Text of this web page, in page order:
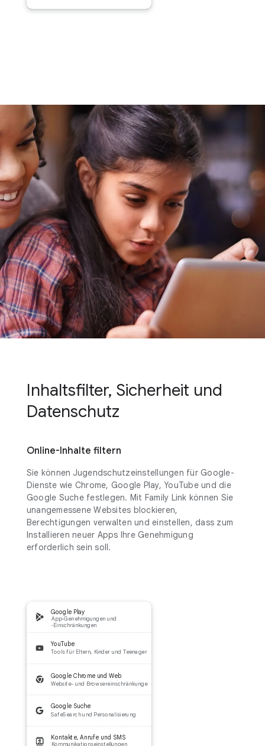
Inhaltsfilter, Sicherheit und
Datenschutz
Online-Inhalte filtern
Sie können Jugendschutzeinstellungen für Google-
Dienste wie Chrome, Google Play, YouTube und die
Google Suche festlegen. Mit Family Link können Sie
unangemessene Websites blockieren,
Berechtigungen verwalten und einstellen, dass zum
Installieren neuer Apps Ihre Genehmigung
erforderlich sein soll.
Google Play
App-Genehmigungen und
‑Einschränkungen
YouTube
Tools für Eltern, Kinder und Teenager
Google Chrome und Web
Website- und Browsereinschränkunge
Google Suche
SafeSearch und Personalisierung
Kontakte, Anrufe und SMS
Kommunikationseinstellungen